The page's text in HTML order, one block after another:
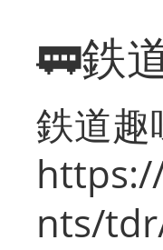
🚃鉄
鉄道
nts/